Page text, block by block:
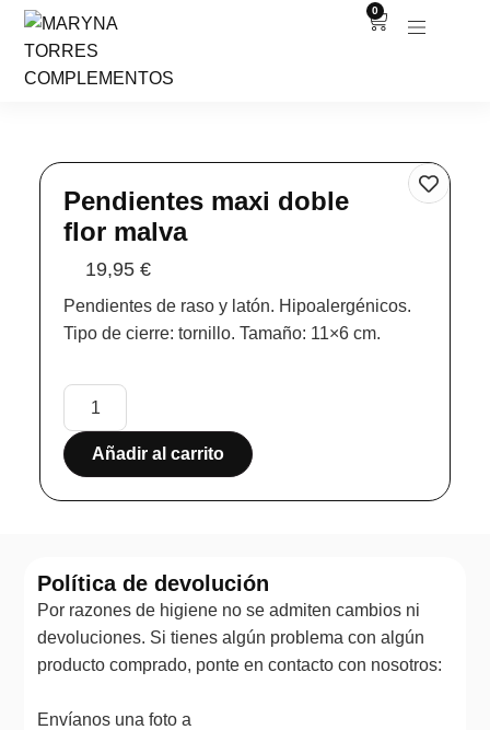
0
Pendientes maxi doble
flor malva
19,95€
Pendientes de raso y latón. Hipoalergénicos.
Tipo de cierre: tornillo. Tamaño: 11×6 cm.
Añadir al carrito
Política de devolución
Por razones de higiene no se admiten cambios ni
devoluciones. Si tienes algún problema con algún
producto comprado, ponte en contacto con nosotros:
Envíanos una foto a